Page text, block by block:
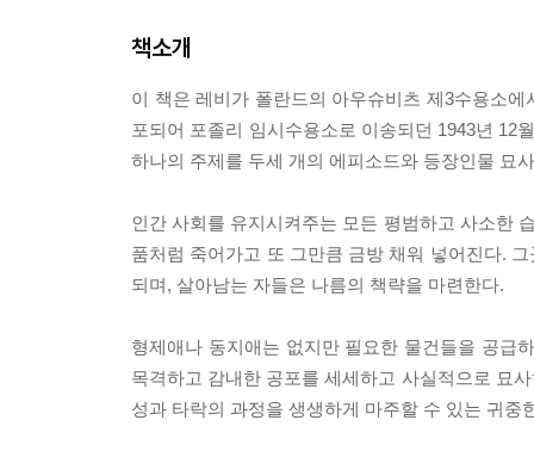
책소개
이 책은 레비가 폴란드의 아우슈비츠 제3수용소
포되어 포졸리 임시수용소로 이송되던 1943년 12
하나의 주제를 두세 개의 에피소드와 등장인물 묘
인간 사회를 유지시켜주는 모든 평범하고 사소한
품처럼 죽어가고 또 그만큼 금방 채워 넣어진다.
되며, 살아남는 자들은 나름의 책략을 마련한다.
형제애나 동지애는 없지만 필요한 물건들을 공급
목격하고 감내한 공포를 세세하고 사실적으로 묘
성과 타락의 과정을 생생하게 마주할 수 있는 귀중